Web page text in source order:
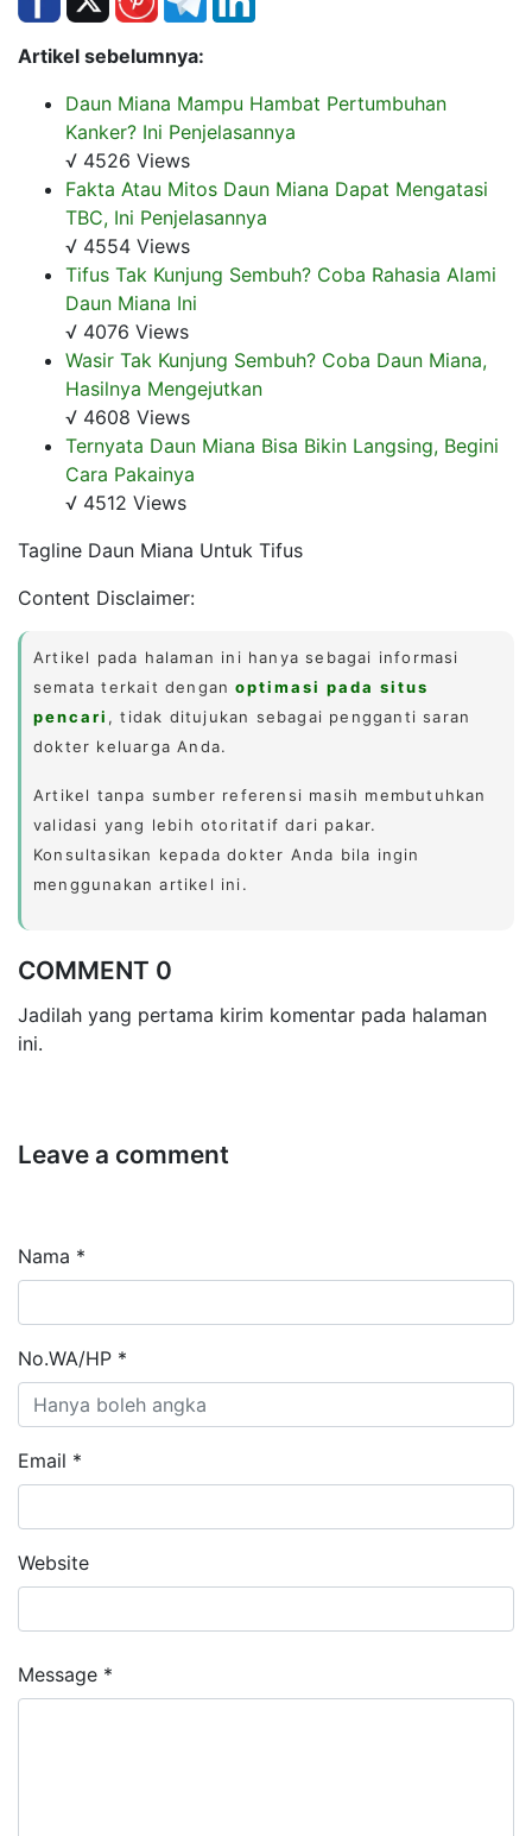
Artikel sebelumnya:
Daun Miana Mampu Hambat Pertumbuhan
Kanker? Ini Penjelasannya
√ 4526 Views
Fakta Atau Mitos Daun Miana Dapat Mengatasi
TBC, Ini Penjelasannya
√ 4554 Views
Tifus Tak Kunjung Sembuh? Coba Rahasia Alami
Daun Miana Ini
√ 4076 Views
Wasir Tak Kunjung Sembuh? Coba Daun Miana,
Hasilnya Mengejutkan
√ 4608 Views
Ternyata Daun Miana Bisa Bikin Langsing, Begini
Cara Pakainya
√ 4512 Views
Tagline Daun Miana Untuk Tifus
Content Disclaimer:
Artikel pada halaman ini hanya sebagai informasi
semata terkait denganoptimasi pada situs
pencari , tidak ditujukan sebagai pengganti saran
dokter keluarga Anda.
Artikel tanpa sumber referensi masih membutuhkan
validasi yang lebih otoritatif dari pakar.
Konsultasikan kepada dokter Anda bila ingin
menggunakan artikel ini.
COMMENT 0
Jadilah yang pertama kirim komentar pada halaman
ini.
Leave a comment
Nama *
No.WA/HP *
Email *
Website
Message *